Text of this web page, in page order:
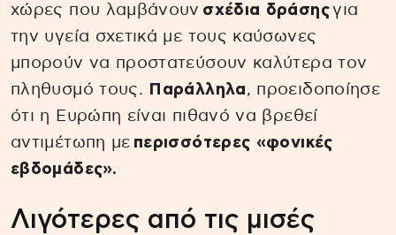
χώρες που λαμβάνουν σχέδια δράσηςγια
την υγεία σχετικά με τους καύσωνες
μπορούν να προστατεύσουν καλύτερα τον
πληθυσμό τους. Παράλληλα, προειδοποίησε
ότι η Ευρώπη είναι πιθανό να βρεθεί
αντιμέτωπη με περισσότερες «φονικές
εβδομάδες».
Λιγότερες από τις μισές